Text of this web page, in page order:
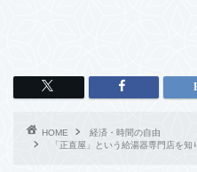
HOME
経済・時間の自由
「正直屋」という給湯器専門店を